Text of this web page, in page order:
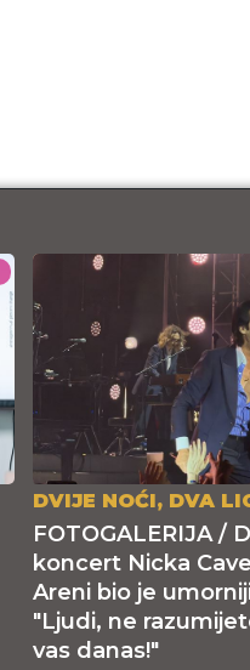
DVIJE NOĆI, DVA
FOTOGALERIJA /
koncert Nicka
Areni bio je
"Ljudi, ne
vas danas!"